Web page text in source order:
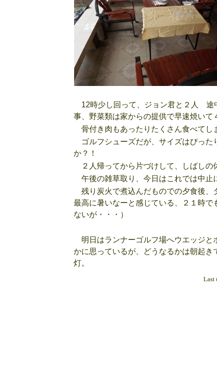
12時少し回って、ジョン君と２人 途
事、野菜類は家からの提供で早速焼いて
骨付き肉もあったりたくさん食べてし
ゴルフシューズだが、サイズはぴった
か？！
２人帰ってから片づけして、しばしの
午後の雑草取り、今日はこれでは中止
残り炭火で煮込んだものでの夕食後、
最高に暑いなーと感じている、２１時
ないが・・・）
明日はランナーゴルフ場へウエッジと
かに思っているが、どうなるかは朝起
灯。
Last